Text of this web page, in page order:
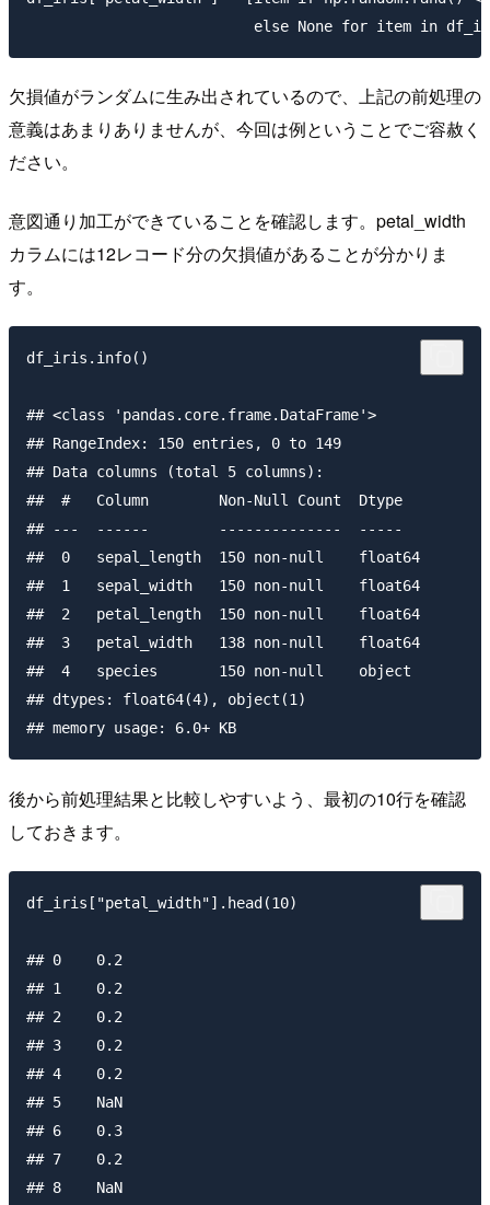
欠損値がランダムに生み出されているので、上記の前処理の
意義はあまりありませんが、今回は例ということでご容赦く
ださい。
意図通り加工ができていることを確認します。petal_width
カラムには12レコード分の欠損値があることが分かりま
す。
df_iris.info()
## <class 'pandas.core.frame.DataFrame'>
## RangeIndex: 150 entries, 0 to 149
## Data columns (total 5 columns):
##  #   Column        Non-Null Count  Dtype
## ---  ------        --------------  -----
##  0   sepal_length  150 non-null    float64
##  1   sepal_width   150 non-null    float64
##  2   petal_length  150 non-null    float64
##  3   petal_width   138 non-null    float64
##  4   species       150 non-null    object
## dtypes: float64(4), object(1)
後から前処理結果と比較しやすいよう、最初の10行を確認
しておきます。
df_iris["petal_width"].head(10)
## 0    0.2
## 1    0.2
## 2    0.2
## 3    0.2
## 4    0.2
## 5    NaN
## 6    0.3
## 7    0.2
## 8    NaN